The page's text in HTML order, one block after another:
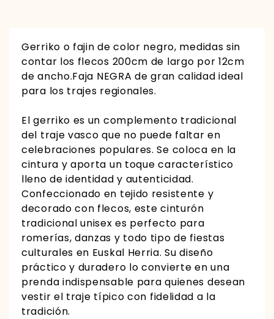
Gerriko o fajin de color negro, medidas sin
contar los flecos 200cm de largo por 12cm
de ancho.Faja NEGRA de gran calidad ideal
para los trajes regionales.
El gerriko es un complemento tradicional
del traje vasco que no puede faltar en
celebraciones populares. Se coloca en la
cintura y aporta un toque característico
lleno de identidad y autenticidad.
Confeccionado en tejido resistente y
decorado con flecos, este cinturón
tradicional unisex es perfecto para
romerías, danzas y todo tipo de fiestas
culturales en Euskal Herria. Su diseño
práctico y duradero lo convierte en una
prenda indispensable para quienes desean
vestir el traje típico con fidelidad a la
tradición.